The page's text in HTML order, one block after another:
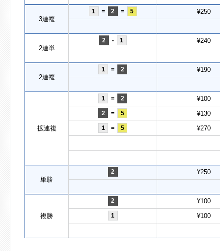
3連複
1 = 2 = 5 ¥250
2連単
2 - 1 ¥240
2連複
1 = 2 ¥190
拡連複
1 = 2 ¥100
2 = 5 ¥130
1 = 5 ¥270
単勝
2 ¥250
複勝
2 ¥100
1 ¥100